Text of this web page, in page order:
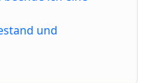
und